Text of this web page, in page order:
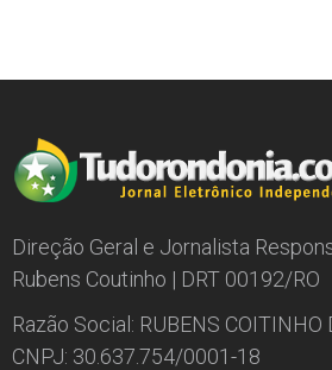
Direção Geral e Jornalista
Rubens Coutinho | DRT 00192/RO
Razão Social: RUBENS COITINHO
CNPJ: 30.637.754/0001-18